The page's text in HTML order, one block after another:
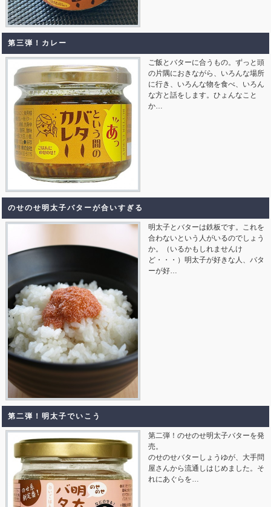
第三弾！カレー
ご飯とバターに合うもの。ずっと頭
の片隅におきながら、いろんな場所
に行き、いろんな物を食べ、いろん
な方と話をします。ひょんなこと
か…
のせのせ明太子バターが合いすぎる
明太子とバターは鉄板です。これを
合わないという人がいるのでしょう
か。（いるかもしれませんけ
ど・・・）明太子が好きな人、バタ
ーが好…
第二弾！明太子でいこう
第二弾！のせのせ明太子バターを発
売。
のせのせバターしょうゆが、大手問
屋さんから流通しはじめました。そ
れにあぐらを…